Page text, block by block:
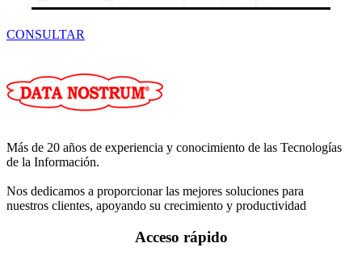
CONSULTAR
Más de 20 años de experiencia y conocimiento de las Tecnologías
de la Información.
Nos dedicamos a proporcionar las mejores soluciones para
nuestros clientes, apoyando su crecimiento y productividad
Acceso rápido